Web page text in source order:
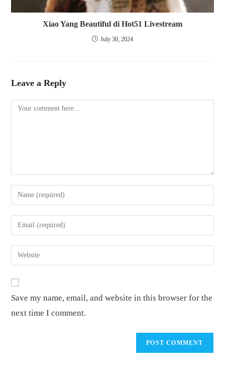
Xiao Yang Beautiful di Hot51 Livestream
July 30, 2024
Leave a Reply
Comment
Enter
your
name
comment
Enter
your
email
address
Enter
your
URL
(optional)
Save my name, email, and website in this browser for the
next time I comment.